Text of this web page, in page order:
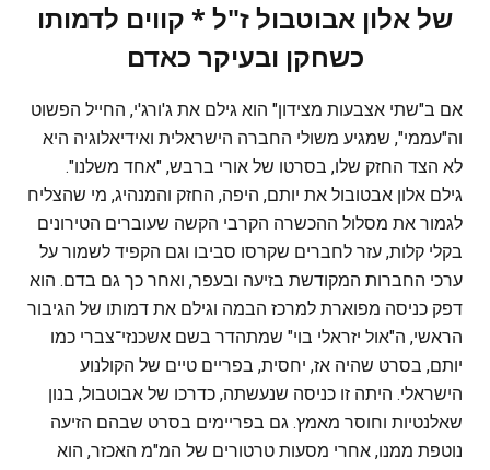
של אלון אבוטבול ז"ל * קווים לדמותו
כשחקן ובעיקר כאדם
אם ב"שתי אצבעות מצידון" הוא גילם את ג'ורג'י, החייל הפשוט
וה"עממי", שמגיע משולי החברה הישראלית ואידיאלוגיה היא
לא הצד החזק שלו, בסרטו של אורי ברבש, "אחד משלנו".
גילם אלון אבטובול את יותם, היפה, החזק והמנהיג, מי שהצליח
לגמור את מסלול ההכשרה הקרבי הקשה שעוברים הטירונים
בקלי קלות, עזר לחברים שקרסו סביבו וגם הקפיד לשמור על
ערכי החברות המקודשת בזיעה ובעפר, ואחר כך גם בדם. הוא
דפק כניסה מפוארת למרכז הבמה וגילם את דמותו של הגיבור
הראשי, ה"אול יזראלי בוי" שמתהדר בשם אשכנזי־צברי כמו
יותם, בסרט שהיה אז, יחסית, בפריים טיים של הקולנוע
הישראלי. היתה זו כניסה שנעשתה, כדרכו של אבוטבול, בנון
שאלנטיות וחוסר מאמץ. גם בפריימים בסרט שבהם הזיעה
נוטפת ממנו, אחרי מסעות טרטורים של המ"מ האכזר, הוא